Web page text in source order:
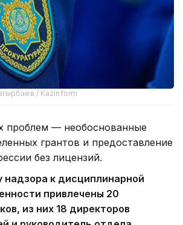
/ Kazinform
проблем — необоснованные
грантов и предоставление
без лицензий.
надзора к дисциплинарной
привлечены 20
из них 18 директоров